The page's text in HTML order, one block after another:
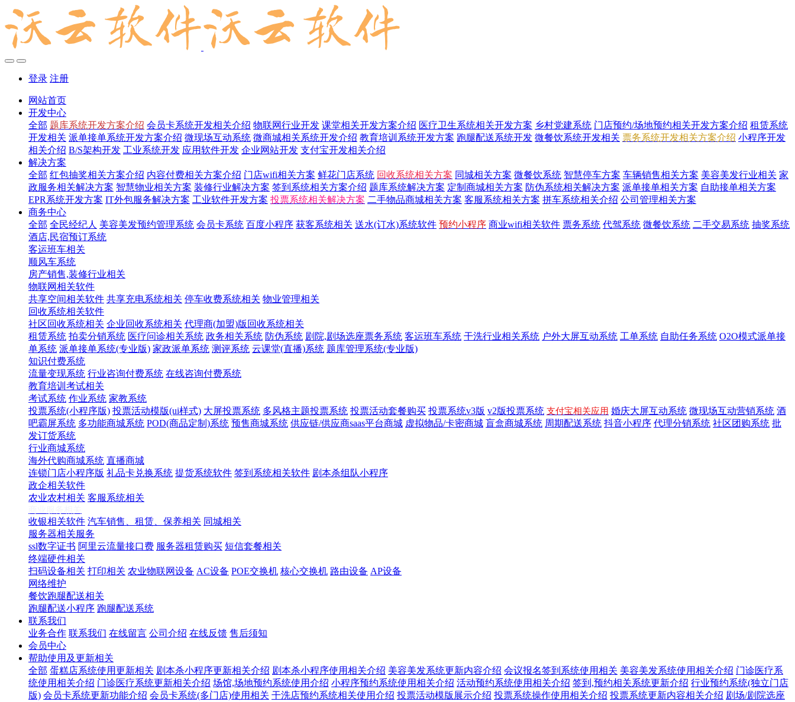
登录 注册
网站首页
开发中心
全部 题库系统开发方案介绍 会员卡系统开发相关介绍 物联网行业开发 课堂相关开发方案介绍 医疗卫生系统相关开发方案 乡村党建系统 门店预约/场地预约相关开发方案介绍 租赁系统
开发相关 派单接单系统开发方案介绍 微现场互动系统 微商城相关系统开发介绍 教育培训系统开发方案 跑腿配送系统开发 微餐饮系统开发相关 票务系统开发相关方案介绍 小程序开发
相关介绍 B/S架构开发 工业系统开发 应用软件开发 企业网站开发 支付宝开发相关介绍
解决方案
全部 红包抽奖相关方案介绍 内容付费相关方案介绍 门店wifi相关方案 鲜花门店系统 回收系统相关方案 同城相关方案 微餐饮系统 智慧停车方案 车辆销售相关方案 美容美发行业相关 家
政服务相关解决方案 智慧物业相关方案 装修行业解决方案 签到系统相关方案介绍 题库系统解决方案 定制商城相关方案 防伪系统相关解决方案 派单接单相关方案 自助接单相关方案
EPR系统开发方案 IT外包服务解决方案 工业软件开发方案 投票系统相关解决方案 二手物品商城相关方案 客服系统相关方案 拼车系统相关介绍 公司管理相关方案
商务中心
全部 全民经纪人 美容美发预约管理系统 会员卡系统 百度小程序 获客系统相关 送水(订水)系统软件 预约小程序 商业wifi相关软件 票务系统 代驾系统 微餐饮系统 二手交易系统 抽奖系统
酒店,民宿预订系统
客运班车相关
顺风车系统
房产销售,装修行业相关
物联网相关软件
共享空间相关软件 共享充电系统相关 停车收费系统相关 物业管理相关
回收系统相关软件
社区回收系统相关 企业回收系统相关 代理商(加盟)版回收系统相关
租赁系统 拍卖分销系统 医疗问诊相关系统 政务相关系统 防伪系统 剧院,剧场选座票务系统 客运班车系统 干洗行业相关系统 户外大屏互动系统 工单系统 自助任务系统 O2O模式派单接
单系统 派单接单系统(专业版) 家政派单系统 测评系统 云课堂(直播)系统 题库管理系统(专业版)
知识付费系统
流量变现系统 行业咨询付费系统 在线咨询付费系统
教育培训考试相关
考试系统 作业系统 家教系统
投票系统(小程序版) 投票活动模版(ui样式) 大屏投票系统 多风格主题投票系统 投票活动套餐购买 投票系统v3版 v2版投票系统 支付宝相关应用 婚庆大屏互动系统 微现场互动营销系统 酒
吧霸屏系统 多功能商城系统 POD(商品定制)系统 预售商城系统 供应链/供应商saas平台商城 虚拟物品/卡密商城 盲盒商城系统 周期配送系统 抖音小程序 代理分销系统 社区团购系统 批
发订货系统
行业商城系统
海外代购商城系统 直播商城
连锁门店小程序版 礼品卡兑换系统 提货系统软件 签到系统相关软件 剧本杀组队小程序
政企相关软件
农业农村相关 客服系统相关
收银相关软件 汽车销售、租赁、保养相关 同城相关
服务器相关服务
ssl数字证书 阿里云流量接口费 服务器租赁购买 短信套餐相关
终端硬件相关
扫码设备相关 打印相关 农业物联网设备 AC设备 POE交换机 核心交换机 路由设备 AP设备
网络维护
餐饮跑腿配送相关
跑腿配送小程序 跑腿配送系统
联系我们
业务合作 联系我们 在线留言 公司介绍 在线反馈 售后须知
会员中心
帮助使用及更新相关
全部 蛋糕店系统使用更新相关 剧本杀小程序更新相关介绍 剧本杀小程序使用相关介绍 美容美发系统更新内容介绍 会议报名签到系统使用相关 美容美发系统使用相关介绍 门诊医疗系
统使用相关介绍 门诊医疗系统更新相关介绍 场馆,场地预约系统使用介绍 小程序预约系统使用相关介绍 活动预约系统使用相关介绍 签到,预约相关系统更新介绍 行业预约系统(独立门店
版) 会员卡系统更新功能介绍 会员卡系统(多门店)使用相关 干洗店预约系统相关使用介绍 投票活动模版展示介绍 投票系统操作使用相关介绍 投票系统更新内容相关介绍 剧场/剧院选座